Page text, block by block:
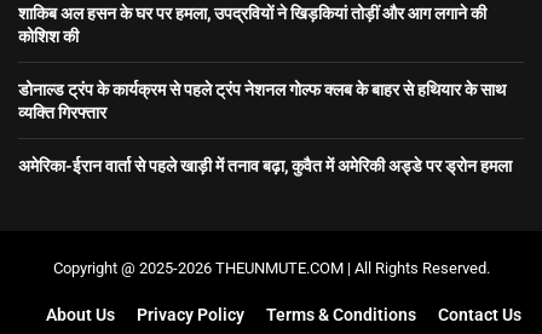
शाकिब अल हसन के घर पर हमला, उपद्रवियों ने खिड़कियां तोड़ीं और आग लगाने की
कोशिश की
डोनाल्ड ट्रंप के कार्यक्रम से पहले ट्रंप नेशनल गोल्फ क्लब के बाहर से हथियार के साथ
व्यक्ति गिरफ्तार
अमेरिका-ईरान वार्ता से पहले खाड़ी में तनाव बढ़ा, कुवैत में अमेरिकी अड्डे पर ड्रोन हमला
Copyright @ 2025-2026 THEUNMUTE.COM | All Rights Reserved.
About Us Privacy Policy Terms & Conditions Contact Us